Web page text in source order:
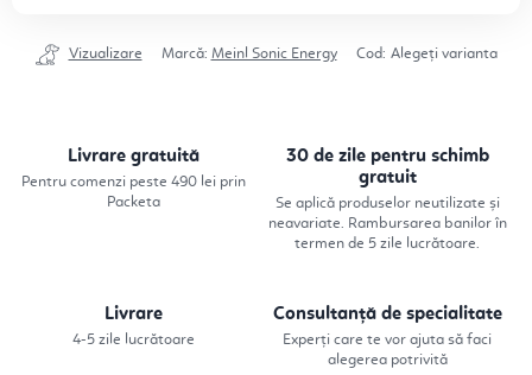
Vizualizare Marcă: Meinl Sonic Energy Cod: Alegeţi varianta
Livrare gratuită
Pentru comenzi peste 490 lei prin
Packeta
30 de zile pentru schimb
gratuit
Se aplică produselor neutilizate și
neavariate. Rambursarea banilor în
termen de 5 zile lucrătoare.
Livrare
4-5 zile lucrătoare
Consultanță de specialitate
Experți care te vor ajuta să faci
alegerea potrivită